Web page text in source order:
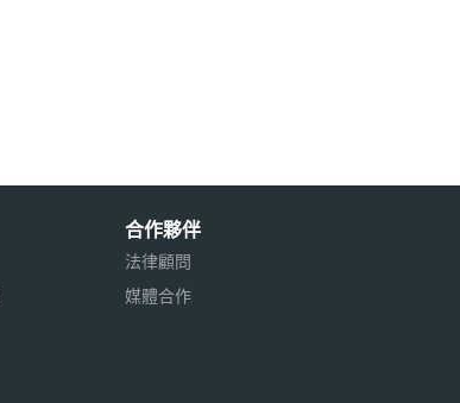
合作夥伴
法律顧問
媒體合作